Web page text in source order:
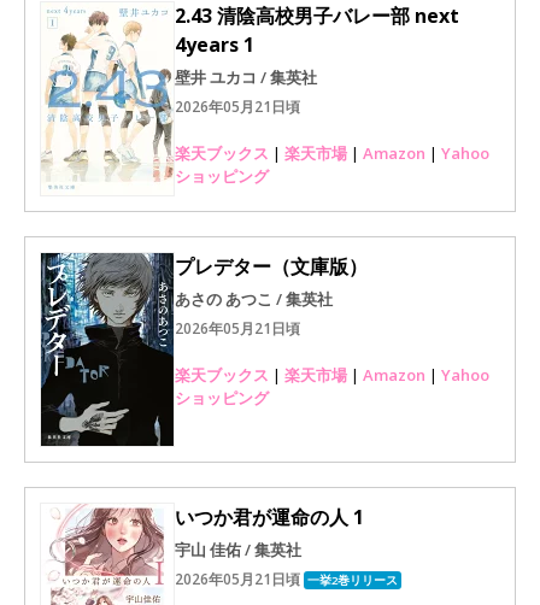
2.43 清陰高校男子バレー部 next
4years 1
壁井 ユカコ / 集英社
2026年05月21日頃
楽天ブックス | 楽天市場 | Amazon | Yahoo
ショッピング
プレデター（文庫版）
あさの あつこ / 集英社
2026年05月21日頃
楽天ブックス | 楽天市場 | Amazon | Yahoo
ショッピング
いつか君が運命の人 1
宇山 佳佑 / 集英社
2026年05月21日頃 一挙2巻リリース